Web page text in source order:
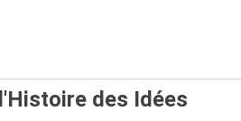
des Idées